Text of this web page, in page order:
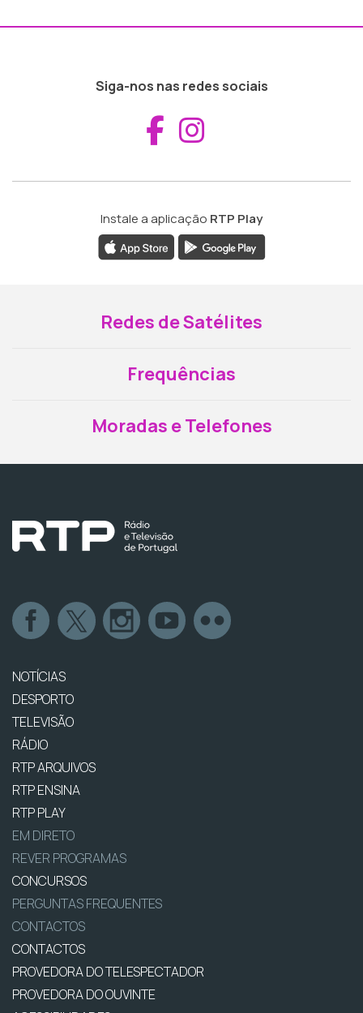
Siga-nos nas redes sociais
Aceder ao
Instale a aplicação RTP Play
Redes de Satélites
Frequências
Moradas e Telefones
NOTÍCIAS
DESPORTO
TELEVISÃO
RÁDIO
RTP ARQUIVOS
RTP ENSINA
RTP PLAY
EM DIRETO
REVER PROGRAMAS
CONCURSOS
PERGUNTAS FREQUENTES
CONTACTOS
CONTACTOS
PROVEDORA DO TELESPECTADOR
PROVEDORA DO OUVINTE